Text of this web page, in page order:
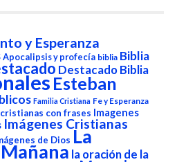
y Esperanza
Apocalipsis y profecía biblia Biblia
Destacado Biblia
Esteban
Familia Cristiana Fe y Esperanza
con frases Imagenes
Imágenes Cristianas
de Dios La
la oración de la